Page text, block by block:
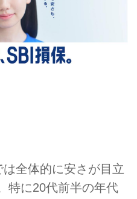
全体的に安さが目立
特に20代前半の年代